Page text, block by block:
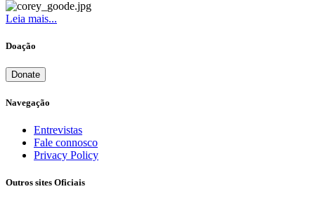
Leia mais...
Doação
Donate
Navegação
Entrevistas
Fale connosco
Privacy Policy
Outros sites Oficiais